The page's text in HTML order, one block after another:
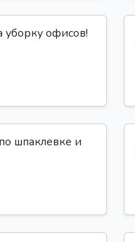
уборку офисов!
шпаклевке и